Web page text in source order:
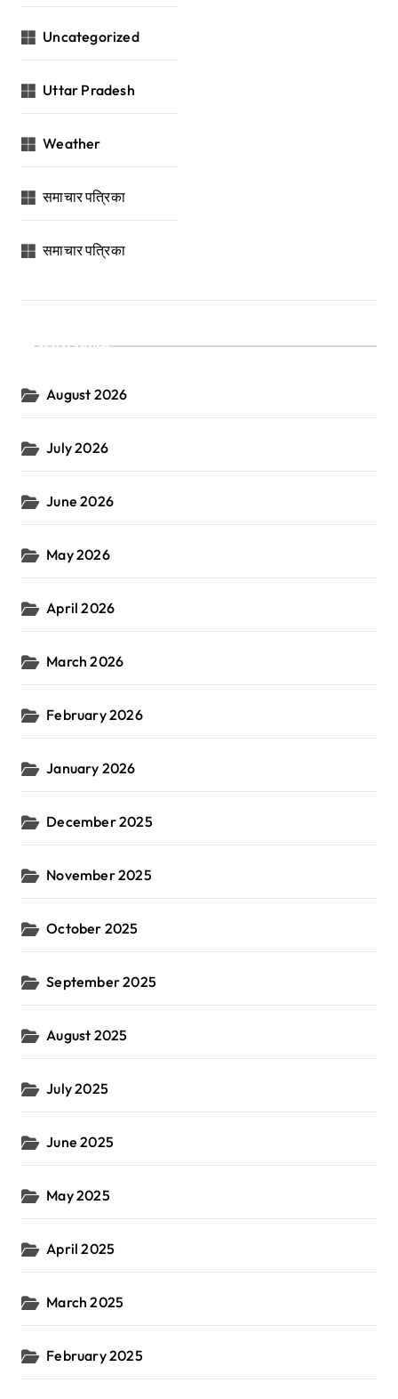
Uncategorized
Uttar Pradesh
Weather
समाचार पत्रिका
समाचार पत्रिका
Archives
August 2026
July 2026
June 2026
May 2026
April 2026
March 2026
February 2026
January 2026
December 2025
November 2025
October 2025
September 2025
August 2025
July 2025
June 2025
May 2025
April 2025
March 2025
February 2025